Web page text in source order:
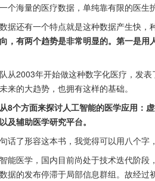
个海量的医疗数据，单纯靠有限的医生
据还有一个特点就是这种数据产生快，
，有两个趋势是非常明显的。第一是
从2003年开始做这种数字化医疗，发
来的大趋势，也拥有这样的基础。
8个方面来探讨人工智能的医学应用：
及辅助医学研究平台。
话了形容这本书，我觉得可以用八个字
能医学，国内目前尚处于技术迭代阶
据的发布停滞于局部信息群组。故经